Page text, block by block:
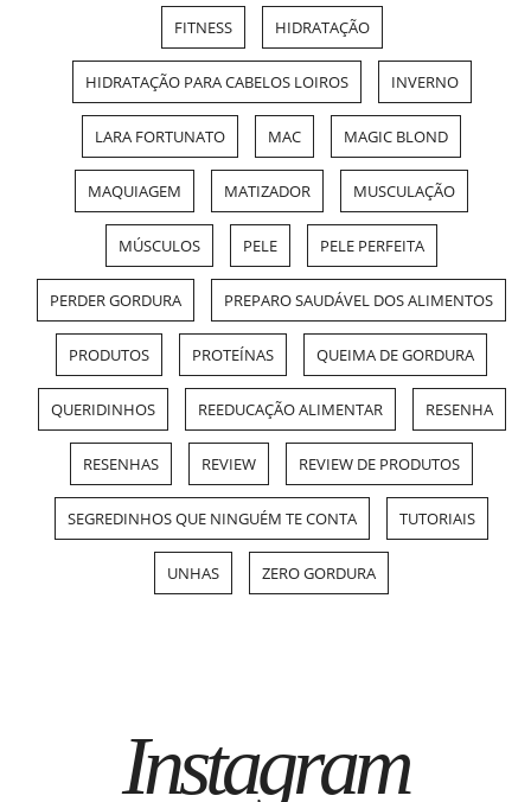
FITNESS HIDRATAÇÃO
HIDRATAÇÃO PARA CABELOS LOIROS INVERNO
LARA FORTUNATO MAC MAGIC BLOND
MAQUIAGEM MATIZADOR MUSCULAÇÃO
MÚSCULOS PELE PELE PERFEITA
PERDER GORDURA PREPARO SAUDÁVEL DOS ALIMENTOS
PRODUTOS PROTEÍNAS QUEIMA DE GORDURA
QUERIDINHOS REEDUCAÇÃO ALIMENTAR RESENHA
RESENHAS REVIEW REVIEW DE PRODUTOS
SEGREDINHOS QUE NINGUÉM TE CONTA TUTORIAIS
UNHAS ZERO GORDURA
Instagram